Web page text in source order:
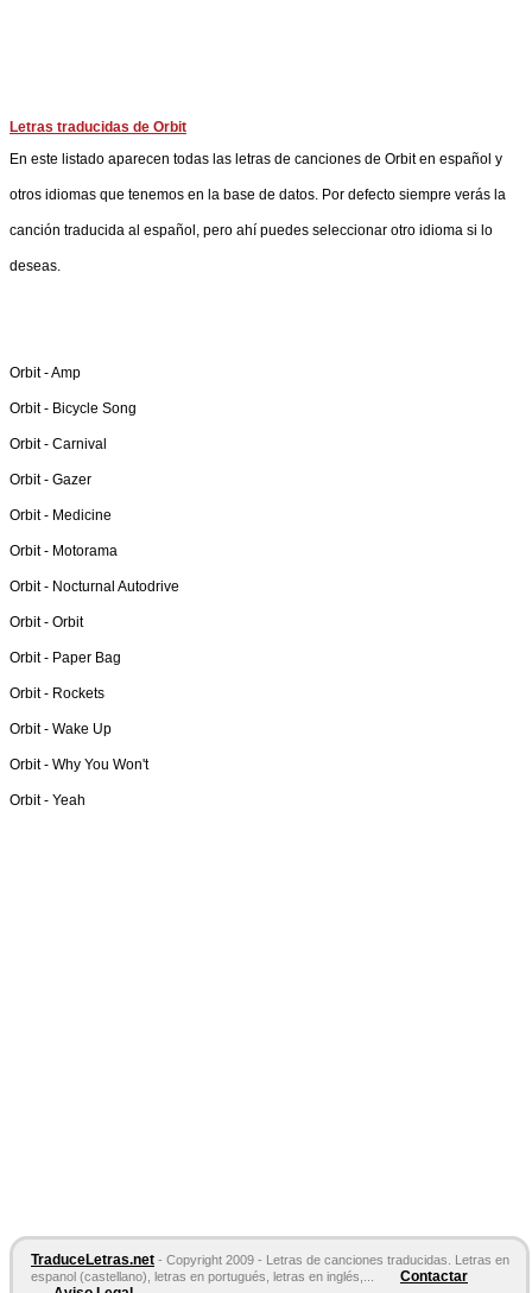
Letras traducidas de Orbit
En este listado aparecen todas las letras de canciones de Orbit en español y
otros idiomas que tenemos en la base de datos. Por defecto siempre verás la
canción traducida al español, pero ahí puedes seleccionar otro idioma si lo
deseas.
Orbit -Amp
Orbit - Bicycle Song
Orbit - Carnival
Orbit - Gazer
Orbit - Medicine
Orbit - Motorama
Orbit - Nocturnal Autodrive
Orbit - Orbit
Orbit - Paper Bag
Orbit - Rockets
Orbit - Wake Up
Orbit - Why You Won't
Orbit - Yeah
TraduceLetras.net - Copyright 2009 - Letras de canciones traducidas. Letras en
espanol (castellano), letras en portugués, letras en inglés,...
Contactar